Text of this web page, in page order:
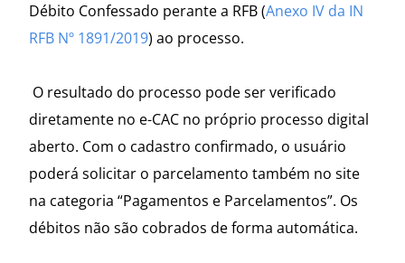
Débito Confessado perante a RFB (Anexo IV da IN
RFB Nº 1891/2019) ao processo.
O resultado do processo pode ser verificado
diretamente no e-CAC no próprio processo digital
aberto. Com o cadastro confirmado, o usuário
poderá solicitar o parcelamento também no site
na categoria “Pagamentos e Parcelamentos”. Os
débitos não são cobrados de forma automática.